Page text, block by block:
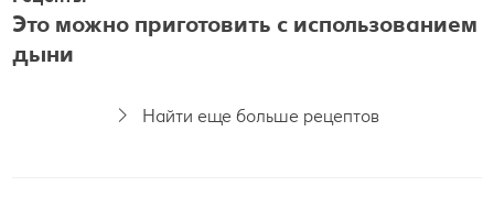
Это можно приготовить с использованием
дыни
Найти еще больше рецептов